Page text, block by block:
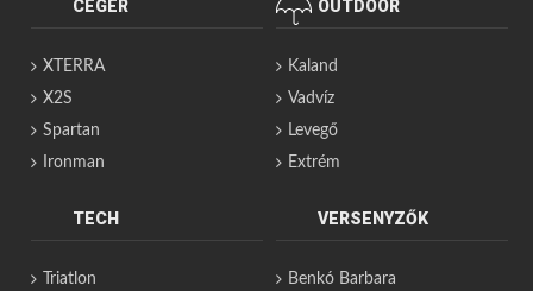
CÉGÉR
XTERRA
X2S
Spartan
Ironman
OUTDOOR
Kaland
Vadvíz
Levegő
Extrém
TECH
Triatlon
VERSENYZŐK
Benkó Barbara